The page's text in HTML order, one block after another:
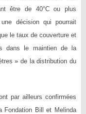
être de 40°C ou plus
décision qui pourrait
le taux de couverture et
dans le maintien de la
» de la distribution du
par ailleurs confirmées
Fondation Bill et Melinda